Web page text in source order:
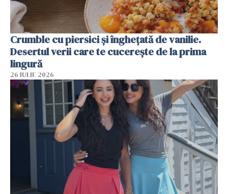
Crumble cu piersici și înghețată de vanilie.
Desertul verii care te cucerește de la prima
lingură
26 IULIE 2026